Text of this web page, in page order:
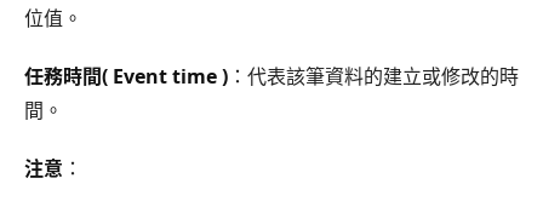
位值。
任務時間( Event time ) ：代表該筆資料的建立或修改的時
間。
注意 ：